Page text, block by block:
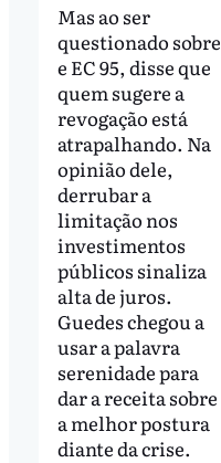
Mas ao ser
questionado sobre
e EC 95, disse que
quem sugere a
revogação está
atrapalhando. Na
opinião dele,
derrubar a
limitação nos
investimentos
públicos sinaliza
alta de juros.
Guedes chegou a
usar a palavra
serenidade para
dar a receita sobre
a melhor postura
diante da crise.